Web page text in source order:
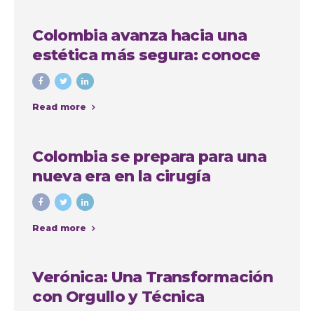
Colombia avanza hacia una
estética más segura: conoce
quiénes podrán realizar
procedimientos estéticos
Read more
Colombia se prepara para una
nueva era en la cirugía
estética: avanza proyecto de
ley que regula las
intervenciones con fines
Read more
Verónica: Una Transformación
con Orgullo y Técnica